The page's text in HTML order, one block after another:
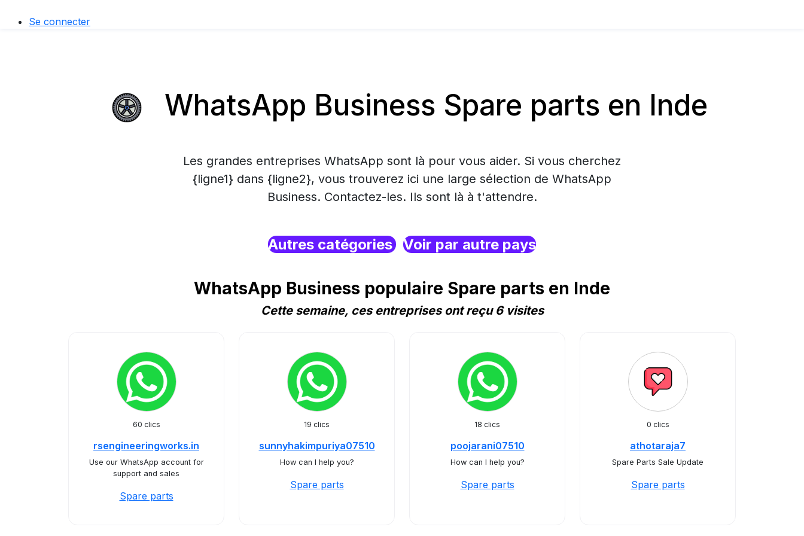
Se connecter
WhatsApp Business Spare parts en Inde
Les grandes entreprises WhatsApp sont là pour vous aider. Si vous cherchez
{ligne1} dans {ligne2}, vous trouverez ici une large sélection de WhatsApp
Business. Contactez-les. Ils sont là à t'attendre.
Autres catégories Voir par autre pays
WhatsApp Business populaire Spare parts en Inde
Cette semaine, ces entreprises ont reçu 6 visites
60 clics
rsengineeringworks.in
Use our WhatsApp account for
support and sales
Spare parts
19 clics
sunnyhakimpuriya07510
How can I help you?
Spare parts
18 clics
poojarani07510
How can I help you?
Spare parts
0 clics
athotaraja7
Spare Parts Sale Update
Spare parts